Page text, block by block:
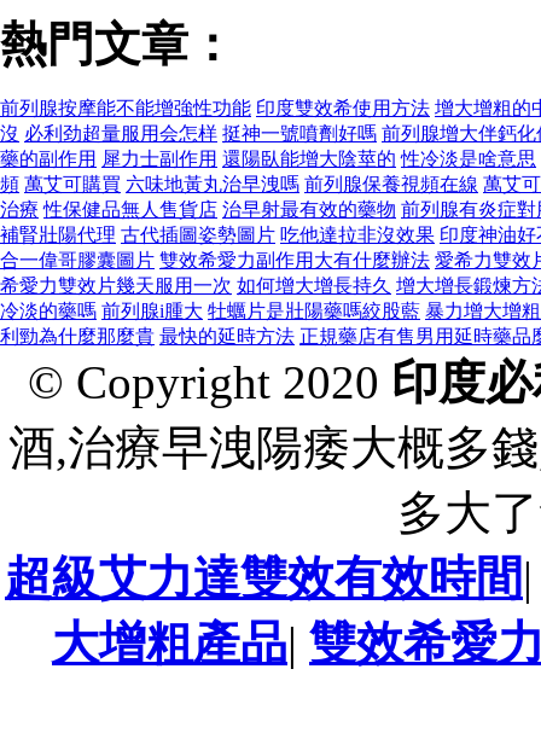
熱門文章：
前列腺按摩能不能增強性功能 印度雙效希使用方法 增大增粗的
沒 必利劲超量服用会怎样 挺神一號噴劑好嗎 前列腺增大伴鈣化
藥的副作用 犀力士副作用 還陽臥能增大陰莖的 性冷淡是啥意思
頻 萬艾可購買 六味地黃丸治早洩嗎 前列腺保養視頻在線 萬艾
治療 性保健品無人售貨店 治早射最有效的藥物 前列腺有炎症
補腎壯陽代理 古代插圖姿勢圖片 吃他達拉非沒效果 印度神油好
合一偉哥膠囊圖片 雙效希愛力副作用大有什麼辦法 愛希力雙效
希愛力雙效片幾天服用一次 如何增大增長持久 增大增長鍛煉方
冷淡的藥嗎 前列腺i腫大 牡蠣片是壯陽藥嗎絞股藍 暴力增大增
利勁為什麼那麼貴 最快的延時方法 正規藥店有售男用延時藥品
© Copyright 2020 印度
酒,治療早洩陽痿大概多
多大
超級艾力達雙效有效時間
大增粗產品| 雙效希愛